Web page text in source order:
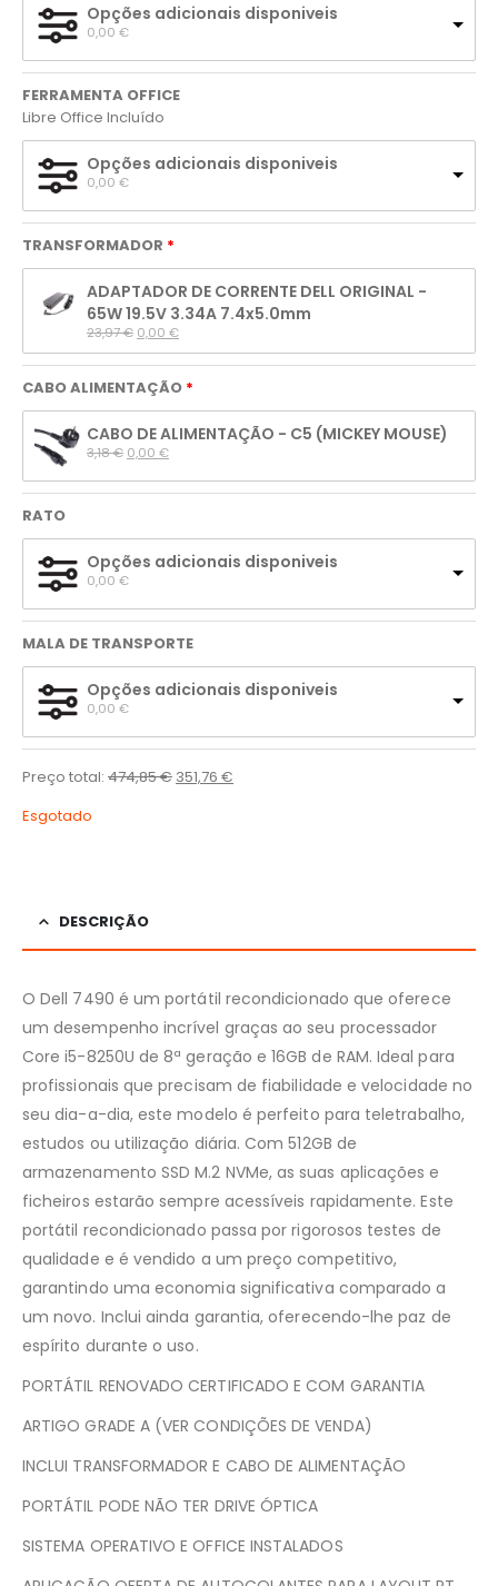
Opções adicionais disponiveis
0,00 €
FERRAMENTA OFFICE
Libre Office Incluído
Opções adicionais disponiveis
0,00 €
TRANSFORMADOR
ADAPTADOR DE CORRENTE DELL ORIGINAL -
65W 19.5V 3.34A 7.4x5.0mm
23,97 € 0,00 €
CABO ALIMENTAÇÃO
CABO DE ALIMENTAÇÃO - C5 (MICKEY MOUSE)
3,18 € 0,00 €
RATO
Opções adicionais disponiveis
0,00 €
MALA DE TRANSPORTE
Opções adicionais disponiveis
0,00 €
Preço total: 474,85€ 351,76 €
Esgotado
DESCRIÇÃO
O Dell 7490 é um portátil recondicionado que oferece
um desempenho incrível graças ao seu processador
Core i5-8250U de 8ª geração e 16GB de RAM. Ideal para
profissionais que precisam de fiabilidade e velocidade no
seu dia-a-dia, este modelo é perfeito para teletrabalho,
estudos ou utilização diária. Com 512GB de
armazenamento SSD M.2 NVMe, as suas aplicações e
ficheiros estarão sempre acessíveis rapidamente. Este
portátil recondicionado passa por rigorosos testes de
qualidade e é vendido a um preço competitivo,
garantindo uma economia significativa comparado a
um novo. Inclui ainda garantia, oferecendo-lhe paz de
espírito durante o uso.
PORTÁTIL RENOVADO CERTIFICADO E COM GARANTIA
ARTIGO GRADE A (VER CONDIÇÕES DE VENDA)
INCLUI TRANSFORMADOR E CABO DE ALIMENTAÇÃO
PORTÁTIL PODE NÃO TER DRIVE ÓPTICA
SISTEMA OPERATIVO E OFFICE INSTALADOS